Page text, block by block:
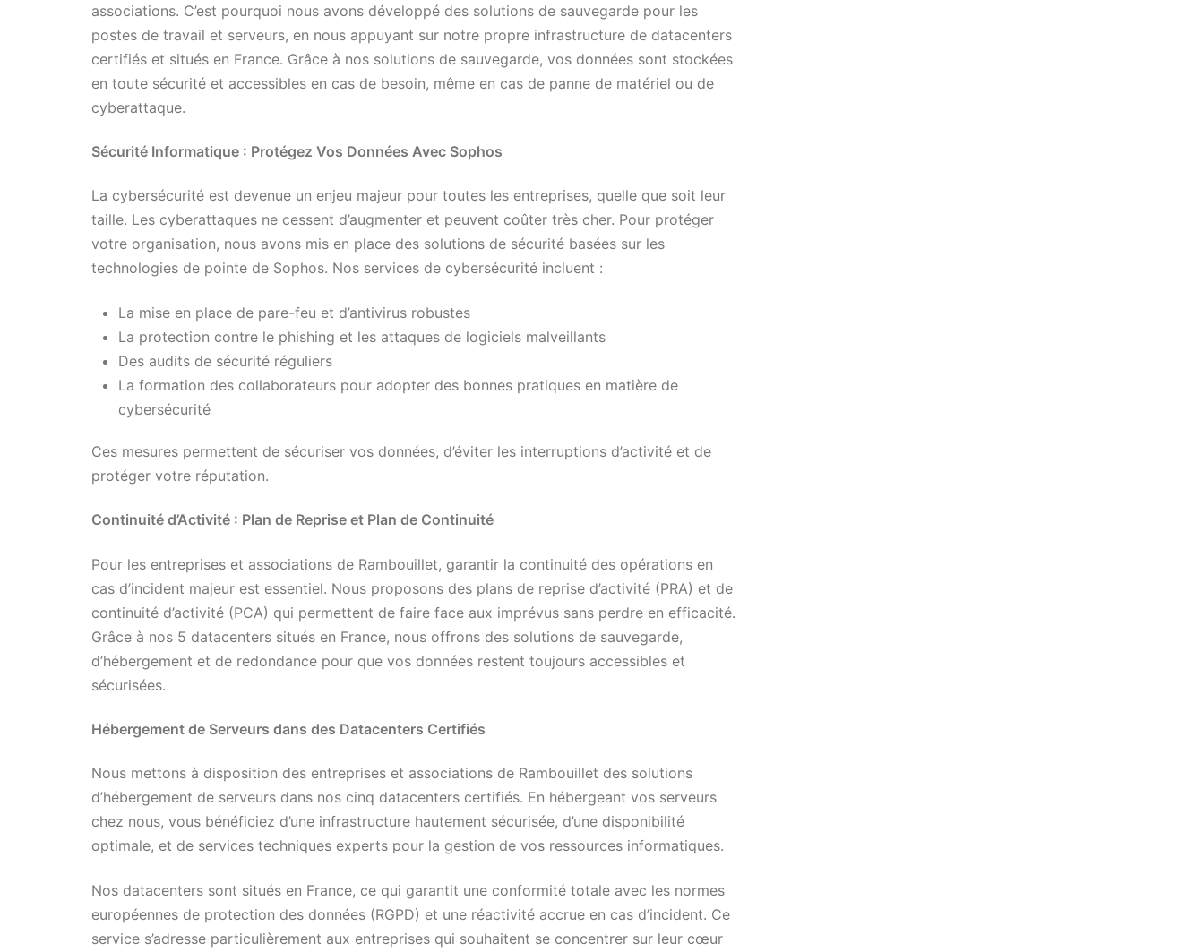
associations. C’est pourquoi nous avons développé des solutions de sauvegarde pour les
postes de travail et serveurs, en nous appuyant sur notre propre infrastructure de datacenters
certifiés et situés en France. Grâce à nos solutions de sauvegarde, vos données sont stockées
en toute sécurité et accessibles en cas de besoin, même en cas de panne de matériel ou de
cyberattaque.
Sécurité Informatique : Protégez Vos Données Avec Sophos
La cybersécurité est devenue un enjeu majeur pour toutes les entreprises, quelle que soit leur
taille. Les cyberattaques ne cessent d’augmenter et peuvent coûter très cher. Pour protéger
votre organisation, nous avons mis en place des solutions de sécurité basées sur les
technologies de pointe de Sophos. Nos services de cybersécurité incluent :
La mise en place de pare-feu et d’antivirus robustes
La protection contre le phishing et les attaques de logiciels malveillants
Des audits de sécurité réguliers
La formation des collaborateurs pour adopter des bonnes pratiques en matière de
cybersécurité
Ces mesures permettent de sécuriser vos données, d’éviter les interruptions d’activité et de
protéger votre réputation.
Continuité d’Activité : Plan de Reprise et Plan de Continuité
Pour les entreprises et associations de Rambouillet, garantir la continuité des opérations en
cas d’incident majeur est essentiel. Nous proposons des plans de reprise d’activité (PRA) et de
continuité d’activité (PCA) qui permettent de faire face aux imprévus sans perdre en efficacité.
Grâce à nos 5 datacenters situés en France, nous offrons des solutions de sauvegarde,
d’hébergement et de redondance pour que vos données restent toujours accessibles et
sécurisées.
Hébergement de Serveurs dans des Datacenters Certifiés
Nous mettons à disposition des entreprises et associations de Rambouillet des solutions
d’hébergement de serveurs dans nos cinq datacenters certifiés. En hébergeant vos serveurs
chez nous, vous bénéficiez d’une infrastructure hautement sécurisée, d’une disponibilité
optimale, et de services techniques experts pour la gestion de vos ressources informatiques.
Nos datacenters sont situés en France, ce qui garantit une conformité totale avec les normes
européennes de protection des données (RGPD) et une réactivité accrue en cas d’incident. Ce
service s’adresse particulièrement aux entreprises qui souhaitent se concentrer sur leur cœur